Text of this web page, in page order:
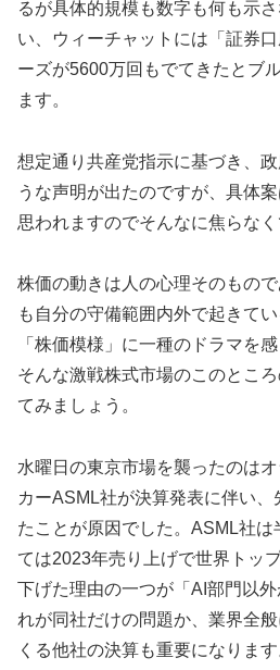
るが具体的規模も数字も何も示
い、ウィーチャットには「証券
ーズが5600万回もでてきたとブ
ます。
想定通り共産党指示に基づき、
うな声明が出たのですが、具体
思われますのでそんなに焦らなく
株価の動きは人の心理そのもの
も自分の守備範囲内外で起きて
「株価模様」に一種のドラマを
そんな激戦株式市場のこのとこ
てみましょう。
水曜日の東京市場を襲ったのは
カーASML社が決算発表に伴い
たことが原因でした。ASML社は
ては2023年売り上げで世界トッ
下げた理由の一つが「AI部門以
れが同社だけの問題か、業界全
くる他社の決算も重要になりま